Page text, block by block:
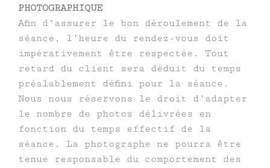
PHOTOGRAPHIQUE
Afin d’assurer le bon déroulement de la
séance, l’heure du rendez-vous doit
impérativement être respectée. Tout
retard du client sera déduit du temps
préalablement défini pour la séance.
Nous nous réservons le droit d’adapter
le nombre de photos délivrées en
fonction du temps effectif de la
séance. La photographe ne pourra être
tenue responsable du comportement des